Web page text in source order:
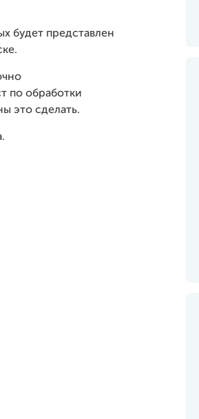
будет представлен
по обработки
это сделать.